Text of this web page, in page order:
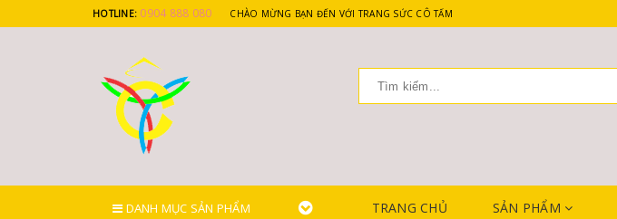
HOTLINE: 0904 888 080 CHÀO MỪNG BẠN ĐẾN VỚI TRANG SỨC CÔ TẤM
DANH MỤC SẢN PHẨM TRANG CHỦ SẢN PHẨM